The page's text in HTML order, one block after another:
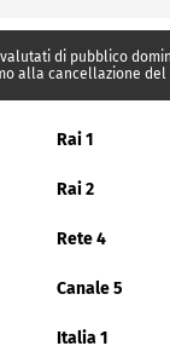
di pubblico
alla cancellazione
Rai 1
Rai 2
Rete 4
Canale 5
Italia 1